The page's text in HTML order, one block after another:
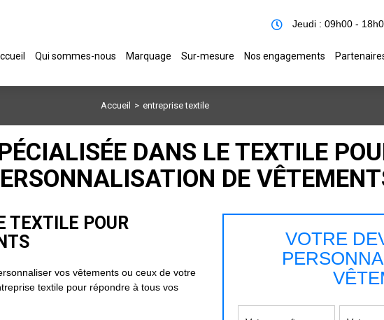
Jeudi : 09h00 -
Qui sommes-nous Marquage Sur-mesure Nos engagements
Accueil entreprise textile
DANS LE TEXTILE
DE
TEXTILE POUR
vos vêtements ou ceux de votre
textile pour répondre à tous vos
VOTRE